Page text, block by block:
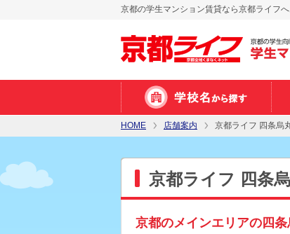
京都の学生マンション賃貸なら京都ライフへ
HOME 店舗案内 京都ライフ 四条烏
京都ライフ 四条
京都のメインエリアの四